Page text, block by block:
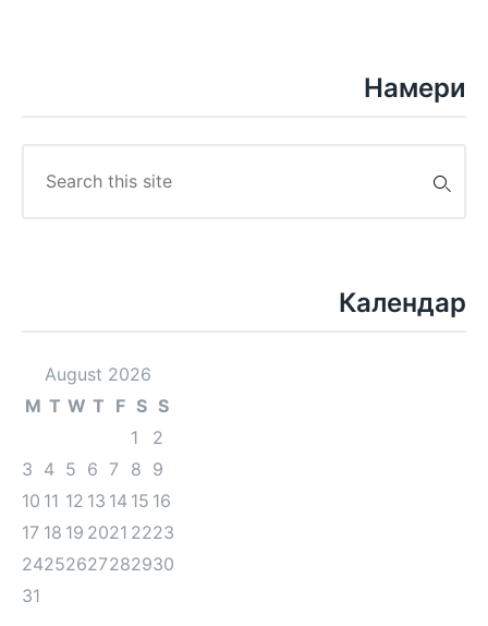
Намери
for:
Календар
August 2026
M T W T F S S
1
2
3 4 5 6 7 8 9
10 11 12 13 14 15 16
17 18 19 2021 2223
24252627282930
31